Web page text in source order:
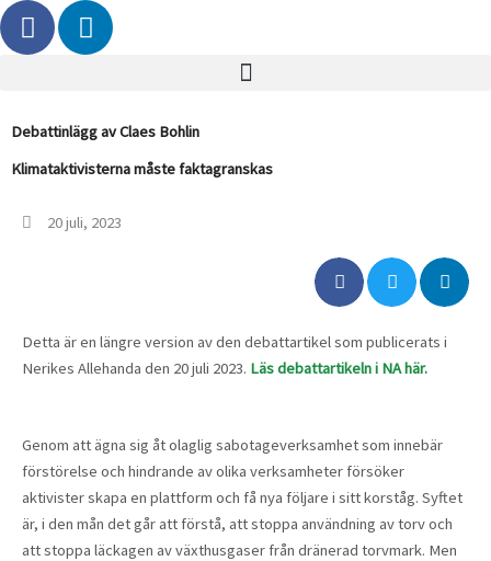
Hoppa
till
F
a
c
b
o
o
L
i
n
e
d
i
Debattinlägg av Claes Bohlin
Klimataktivisterna måste faktagranskas
20 juli, 2023
Detta är en längre version av den debattartikel som publicerats i
Nerikes Allehanda den 20 juli 2023. Läs debattartikeln i NA här.
Genom att ägna sig åt olaglig sabotageverksamhet som innebär
förstörelse och hindrande av olika verksamheter försöker
aktivister skapa en plattform och få nya följare i sitt korståg. Syftet
är, i den mån det går att förstå, att stoppa användning av torv och
att stoppa läckagen av växthusgaser från dränerad torvmark. Men